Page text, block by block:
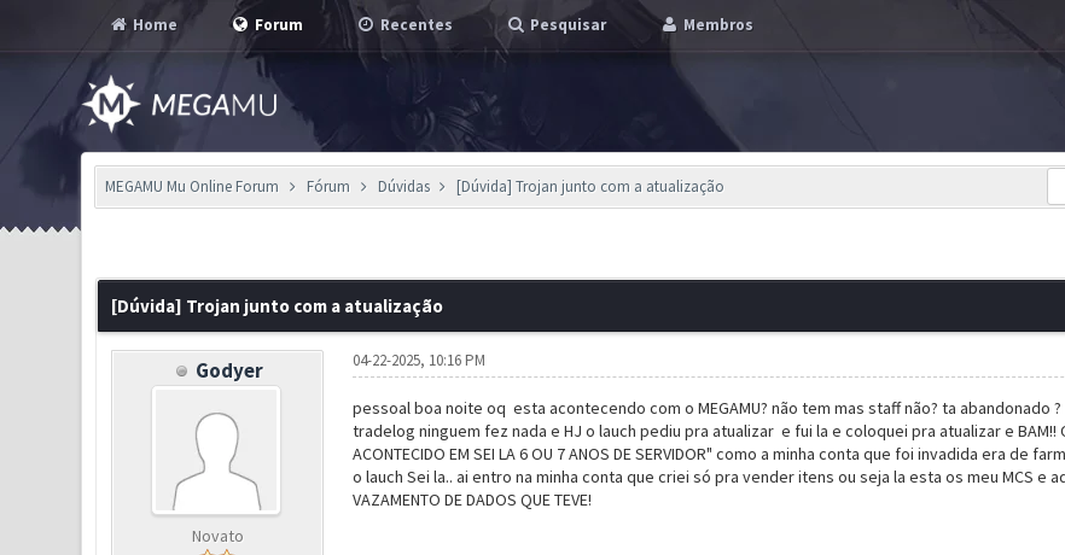
Home Forum Recentes Pesquisar Membros
MEGAMU Mu Online Forum Fórum Dúvidas [Dúvida] Trojan junto com a atualização
[Dúvida] Trojan junto com a atualização
Godyer
Novato
04-22-2025, 10:16 PM
pessoal boa noite oq esta acontecendo com o MEGAMU? não tem mas staff não? ta abandonado
tradelog ninguem fez nada e HJ o lauch pediu pra atualizar e fui la e coloquei pra atualizar e BAM!! O
ACONTECIDO EM SEI LA 6 OU 7 ANOS DE SERVIDOR" como a minha conta que foi invadida era
o lauch Sei la.. ai entro na minha conta que criei só pra vender itens ou seja la esta os meu MCS e
VAZAMENTO DE DADOS QUE TEVE!